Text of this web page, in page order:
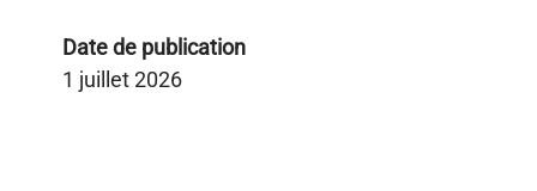
Date de publication
1 juillet 2026